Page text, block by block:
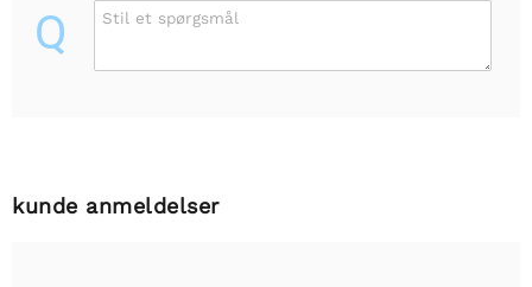
Q Stil et spørgsmål
kunde anmeldelser